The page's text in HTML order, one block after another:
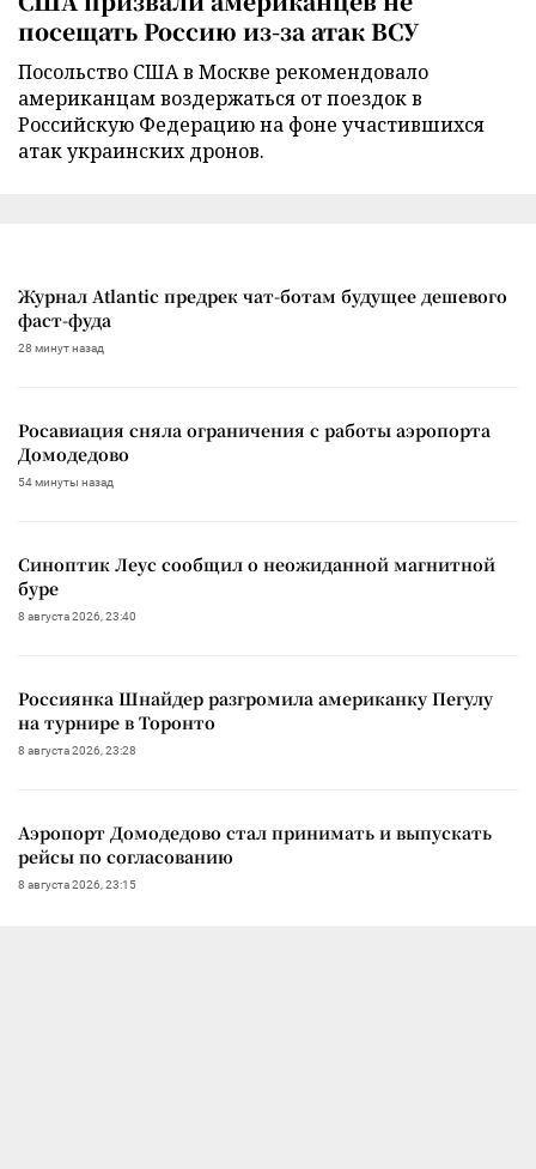
посещать Россию из-за атак ВСУ
Посольство США в Москве рекомендовало
американцам воздержаться от поездок в
Российскую Федерацию на фоне участившихся
атак украинских дронов.
Журнал Atlantic предрек чат-ботам будущее дешевого
фаст-фуда
28 минут назад
Росавиация сняла ограничения с работы аэропорта
Домодедово
54 минуты назад
Синоптик Леус сообщил о неожиданной магнитной
буре
8 августа 2026, 23:40
Россиянка Шнайдер разгромила американку Пегулу
на турнире в Торонто
8 августа 2026, 23:28
Аэропорт Домодедово стал принимать и выпускать
рейсы по согласованию
8 августа 2026, 23:15